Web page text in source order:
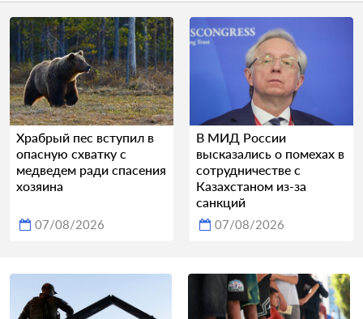
Храбрый пес вступил в
опасную схватку с
медведем ради спасения
хозяина
07/08/2026
В МИД России
высказались о помехах в
сотрудничестве с
Казахстаном из-за
санкций
07/08/2026